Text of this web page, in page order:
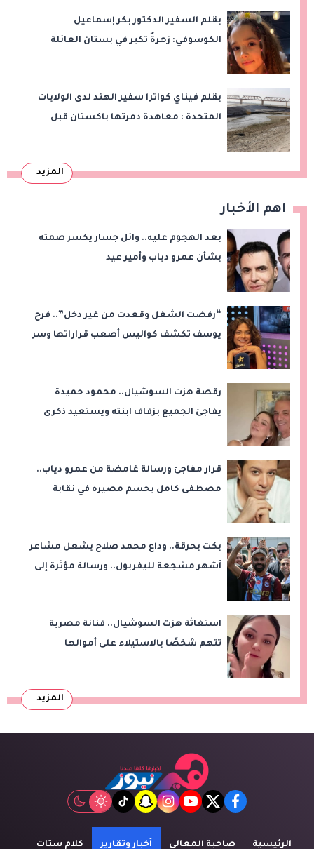
بقلم السفير الدكتور بكر إسماعيل
الكوسوفي: زهرةٌ تكبر في بستان العائلة
بقلم فيناي كواترا سفير الهند لدى الولايات
المتحدة : معاهدة دمرتها باكستان قبل
المزيد
اهم الأخبار
بعد الهجوم عليه.. وائل جسار يكسر صمته
بشأن عمرو دياب وأمير عيد
“رفضت الشغل وقعدت من غير دخل”.. فرح
يوسف تكشف كواليس أصعب قراراتها وسر
رقصة هزت السوشيال.. محمود حميدة
يفاجئ الجميع بزفاف ابنته ويستعيد ذكرى
قرار مفاجئ ورسالة غامضة من عمرو دياب..
مصطفى كامل يحسم مصيره في نقابة
بكت بحرقة.. وداع محمد صلاح يشعل مشاعر
أشهر مشجعة لليفربول.. ورسالة مؤثرة إلى
استغاثة هزت السوشيال.. فنانة مصرية
تتهم شخصًا بالاستيلاء على أموالها
المزيد
facebook
twitter
youtube
instagram
snapchat
tiktok
الرئيسية صاحبة المعالى أخبار وتقارير كلام ستات